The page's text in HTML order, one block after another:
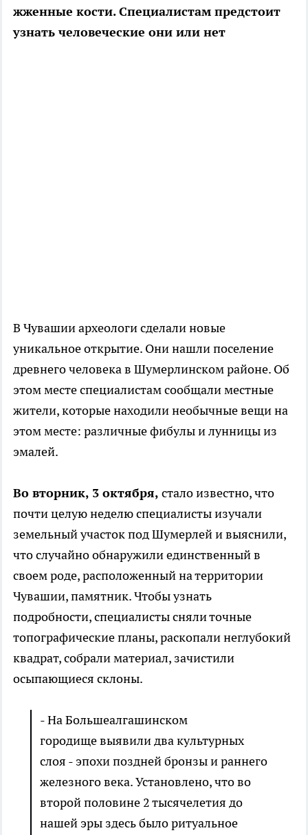
жженные кости. Специалистам предстоит
узнать человеческие они или нет
В Чувашии археологи сделали новые
уникальное открытие. Они нашли поселение
древнего человека в Шумерлинском районе. Об
этом месте специалистам сообщали местные
жители, которые находили необычные вещи на
этом месте: различные фибулы и лунницы из
эмалей.
Во вторник, 3 октября, стало известно, что
почти целую неделю специалисты изучали
земельный участок под Шумерлей и выяснили,
что случайно обнаружили единственный в
своем роде, расположенный на территории
Чувашии, памятник. Чтобы узнать
подробности, специалисты сняли точные
топографические планы, раскопали неглубокий
квадрат, собрали материал, зачистили
осыпающиеся склоны.
- На Большеалгашинском
городище выявили два культурных
слоя - эпохи поздней бронзы и раннего
железного века. Установлено, что во
второй половине 2 тысячелетия до
нашей эры здесь было ритуальное